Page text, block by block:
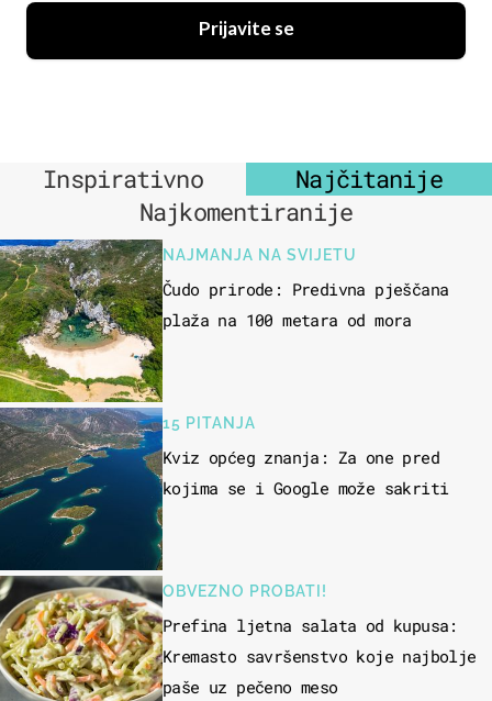
Prijavite se
Inspirativno
Najčitanije
Najkomentiranije
NAJMANJA NA SVIJETU
Čudo prirode: Predivna pješčana
plaža na 100 metara od mora
15 PITANJA
Kviz općeg znanja: Za one pred
kojima se i Google može sakriti
OBVEZNO PROBATI!
Prefina ljetna salata od kupusa:
Kremasto savršenstvo koje najbolje
paše uz pečeno meso